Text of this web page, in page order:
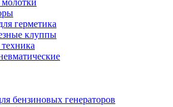
герметика
клуппы
бензиновых генераторов